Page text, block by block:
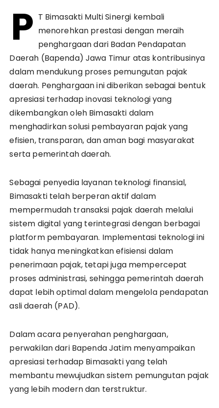
P T Bimasakti Multi Sinergi kembali
menorehkan prestasi dengan meraih
penghargaan dari Badan Pendapatan
Daerah (Bapenda) Jawa Timur atas kontribusinya
dalam mendukung proses pemungutan pajak
daerah. Penghargaan ini diberikan sebagai bentuk
apresiasi terhadap inovasi teknologi yang
dikembangkan oleh Bimasakti dalam
menghadirkan solusi pembayaran pajak yang
efisien, transparan, dan aman bagi masyarakat
serta pemerintah daerah.
Sebagai penyedia layanan teknologi finansial,
Bimasakti telah berperan aktif dalam
mempermudah transaksi pajak daerah melalui
sistem digital yang terintegrasi dengan berbagai
platform pembayaran. Implementasi teknologi ini
tidak hanya meningkatkan efisiensi dalam
penerimaan pajak, tetapi juga mempercepat
proses administrasi, sehingga pemerintah daerah
dapat lebih optimal dalam mengelola pendapatan
asli daerah (PAD).
Dalam acara penyerahan penghargaan,
perwakilan dari Bapenda Jatim menyampaikan
apresiasi terhadap Bimasakti yang telah
membantu mewujudkan sistem pemungutan pajak
yang lebih modern dan terstruktur.